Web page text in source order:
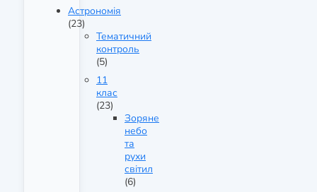
Астрономія
(23)
Тематичний
контроль
(5)
11
клас
(23)
Зоряне
небо
та
рухи
світил
(6)